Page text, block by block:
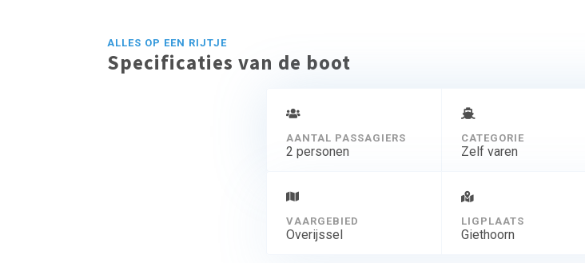
ALLES OP EEN RIJTJE
Specificaties van de boot
AANTAL PASSAGIERS
2 personen
CATEGORIE
Zelf varen
VAARGEBIED
Overijssel
LIGPLAATS
Giethoorn